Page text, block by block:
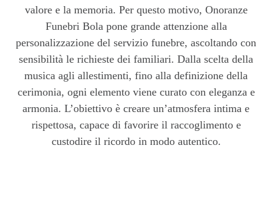
valore e la memoria. Per questo motivo, Onoranze
Funebri Bola pone grande attenzione alla
personalizzazione del servizio funebre, ascoltando con
sensibilità le richieste dei familiari. Dalla scelta della
musica agli allestimenti, fino alla definizione della
cerimonia, ogni elemento viene curato con eleganza e
armonia. L’obiettivo è creare un’atmosfera intima e
rispettosa, capace di favorire il raccoglimento e
custodire il ricordo in modo autentico.